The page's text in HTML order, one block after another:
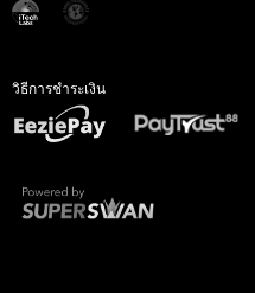
วิธีการชำระเงิน